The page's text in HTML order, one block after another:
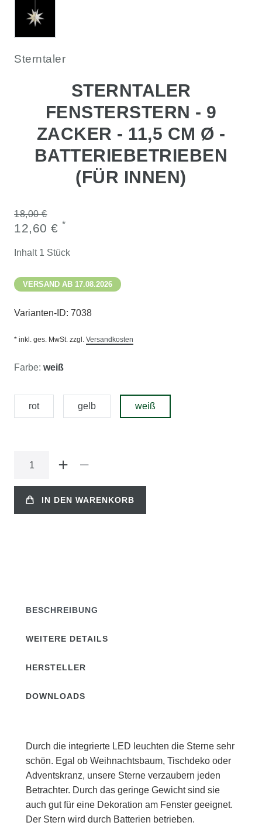
Sterntaler
STERNTALER
FENSTERSTERN - 9
ZACKER - 11,5 CM Ø -
BATTERIEBETRIEBEN
(FÜR INNEN)
18,00 €
12,60 € *
Inhalt 1 Stück
VERSAND AB 17.08.2026
Varianten-ID: 7038
* inkl. ges. MwSt. zzgl. Versandkosten
Farbe: weiß
rot gelb weiß
IN DEN WARENKORB
BESCHREIBUNG
WEITERE DETAILS
HERSTELLER
DOWNLOADS
Durch die integrierte LED leuchten die Sterne sehr
schön. Egal ob Weihnachtsbaum, Tischdeko oder
Adventskranz, unsere Sterne verzaubern jeden
Betrachter. Durch das geringe Gewicht sind sie
auch gut für eine Dekoration am Fenster geeignet.
Der Stern wird durch Batterien betrieben.